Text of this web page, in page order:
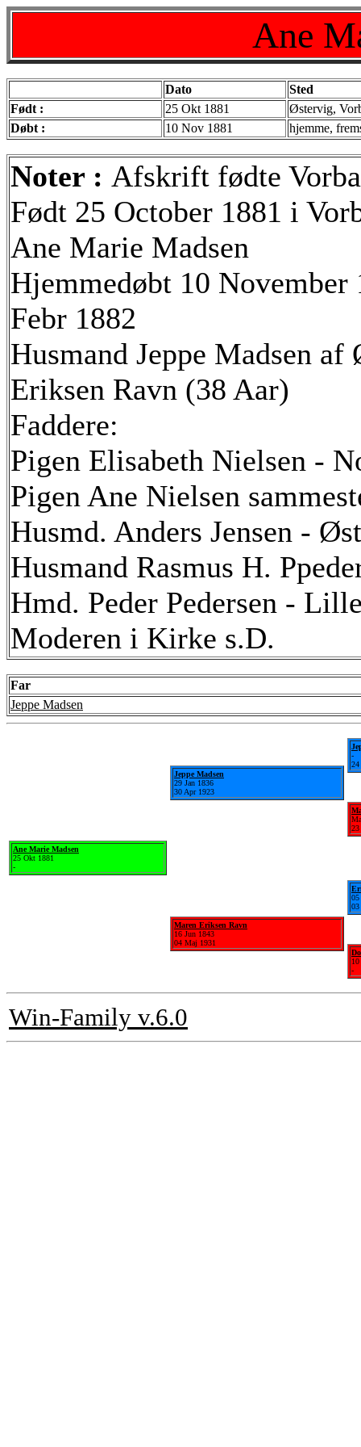
Ane
Dato
Sted
Født :
25 Okt 1881
Østervig,
Døbt :
10 Nov 1881 hjemme,
Noter : Afskrift fødte
Født 25 October 1881 i
Ane Marie Madsen
Hjemmedøbt 10 November
Febr 1882
Husmand Jeppe Madsen
Eriksen Ravn (38 Aar)
Faddere:
Pigen Elisabeth Nielsen -
Pigen Ane Nielsen
Husmd. Anders Jensen -
Husmand Rasmus H.
Hmd. Peder Pedersen -
Moderen i Kirke s.D.
Far
Jeppe Madsen
Ane Marie Madsen
25 Okt 1881
-
Jeppe Madsen
29 Jan 1836
30 Apr 1923
Maren Eriksen Ravn
16 Jun 1843
04 Maj 1931
-
24
23
05
03
-
Win-Family v.6.0